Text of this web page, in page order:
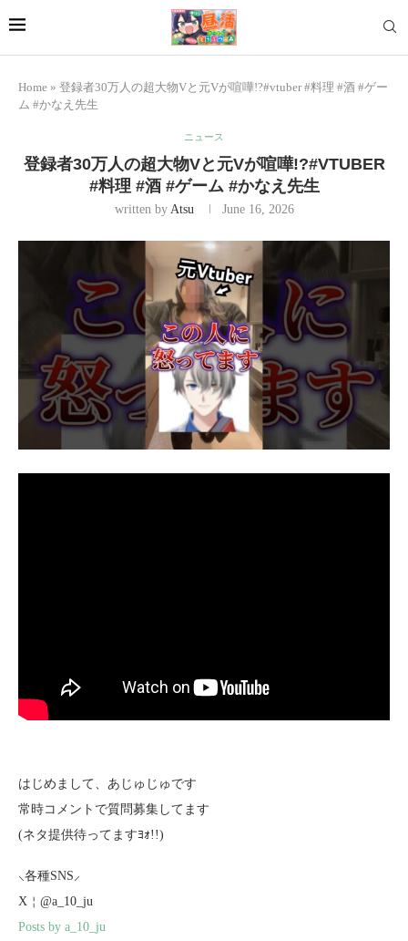
Home » 登録者30万人の超大物Vと元Vが喧嘩!?#vtuber #料理 #酒 #ゲー
ム #かなえ先生
ニュース
登録者30万人の超大物Vと元Vが喧嘩!?#VTUBER
#料理 #酒 #ゲーム #かなえ先生
written by Atsu June 16, 2026
はじめまして、あじゅじゅです
常時コメントで質問募集してます
(ネタ提供待ってますﾖｫ!!)
⸜各種SNS⸝
X￤@a_10_ju
Posts by a_10_ju